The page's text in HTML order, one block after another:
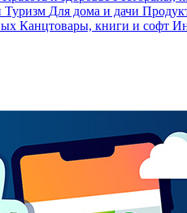
Туризм Для дома и дачи
Канцтовары, книги и софт